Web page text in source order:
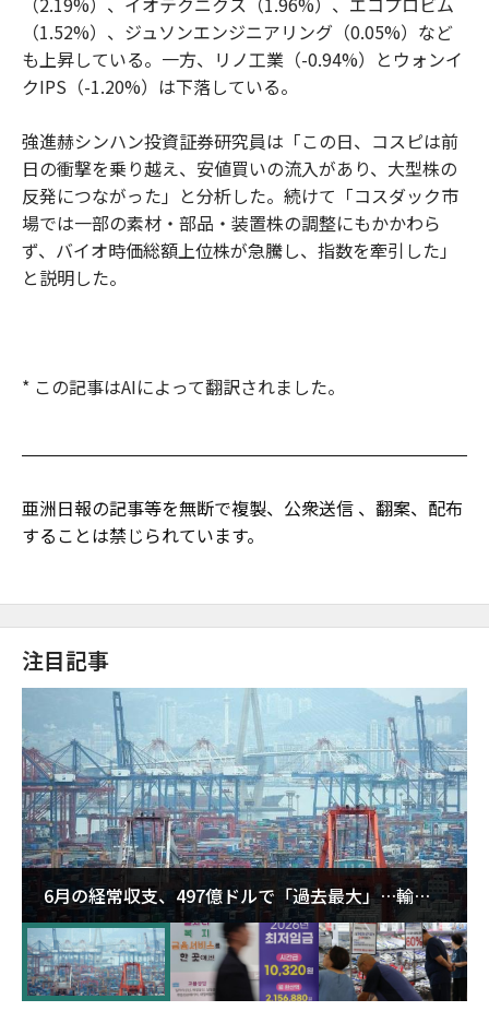
（1.52%）、ジュソンエンジニアリング（0.05%）など
も上昇している。一方、リノ工業（-0.94%）とウォンイ
クIPS（-1.20%）は下落している。
強進赫シンハン投資証券研究員は「この日、コスピは前
日の衝撃を乗り越え、安値買いの流入があり、大型株の
反発につながった」と分析した。続けて「コスダック市
場では一部の素材・部品・装置株の調整にもかかわら
ず、バイオ時価総額上位株が急騰し、指数を牽引した」
と説明した。
* この記事はAIによって翻訳されました。
亜洲日報の記事等を無断で複製、公衆送信 、翻案、配布
することは禁じられています。
注目記事
6月の経常収支、497億ドルで「過去最大」…輸出
が初の1000億ドル突破